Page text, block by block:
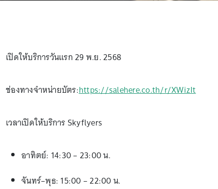
เปิดให้บริการวันแรก 29 พ.ย. 2568
ช่องทางจำหน่ายบัตร:https://salehere.co.th/r/XWizIt
เวลาเปิดให้บริการ Skyflyers
อาทิตย์: 14:30 – 23:00 น.
จันทร์–พุธ: 15:00 – 22:00 น.